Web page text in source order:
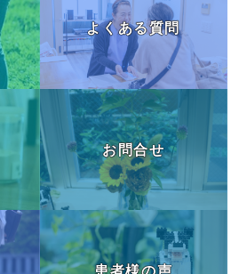
JP
よくある質問
お問合せ